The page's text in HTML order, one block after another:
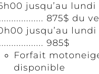
jusqu’au lundi
875$ du
jusqu’au
985$
Forfait
disponible